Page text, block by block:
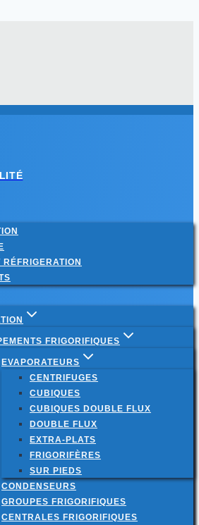
FRIGORIFIQUES
EVAPORATEURS
CENTRIFUGES
CUBIQUES
CUBIQUES DOUBLE FLUX
DOUBLE FLUX
EXTRA-PLATS
FRIGORIFÈRES
SUR PIEDS
CONDENSEURS
GROUPES FRIGORIFIQUES
CENTRALES FRIGORIFIQUES